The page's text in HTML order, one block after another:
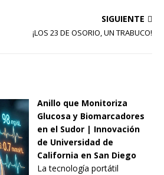
SIGUIENTE
¡LOS 23 DE OSORIO, UN TRABUCO!
Anillo que Monitoriza
Glucosa y Biomarcadores
en el Sudor | Innovación
de Universidad de
California en San Diego
La tecnología portátil